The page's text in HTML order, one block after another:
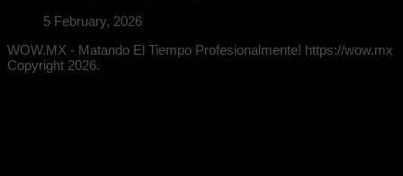
5 February, 2026
WOW.MX - Matando El Tiempo Profesionalmente! https://wow.mx
Copyright 2026.